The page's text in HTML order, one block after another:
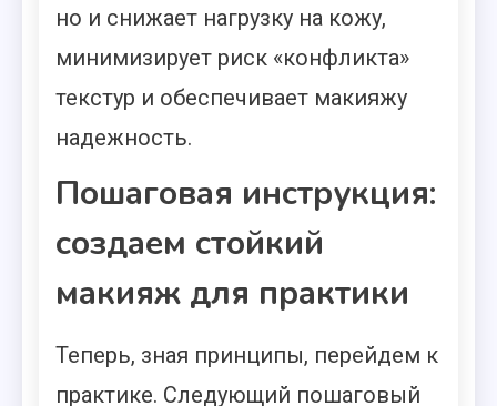
но и снижает нагрузку на кожу,
минимизирует риск «конфликта»
текстур и обеспечивает макияжу
надежность.
Пошаговая инструкция:
создаем стойкий
макияж для практики
Теперь, зная принципы, перейдем к
практике. Следующий пошаговый